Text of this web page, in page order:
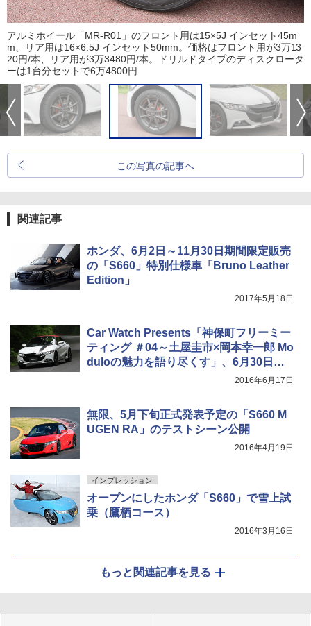
アルミホイール「MR-R01」のフロント用は15×5J インセット45m
m、リア用は16×6.5J インセット50mm。価格はフロント用が3万13
20円/本、リア用が3万3480円/本。ドリルドタイプのディスクロータ
ーは1台分セットで6万4800円
この写真の記事へ
関連記事
ホンダ、6月2日～11月30日期間限定販売
の「S660」特別仕様車「Bruno Leather
Edition」
2017年5月18日
Car Watch Presents「神保町フリーミー
ティング ＃04～土屋圭市×岡本幸一郎 Mo
duloの魅力を語り尽くす」、6月30日に
2016年6月17日
無限、5月下旬正式発表予定の「S660 M
UGEN RA」のテストシーン公開
2016年4月19日
インプレッション
オープンにしたホンダ「S660」で雪上試
乗（鷹栖コース）
2016年3月16日
もっと関連記事を見る